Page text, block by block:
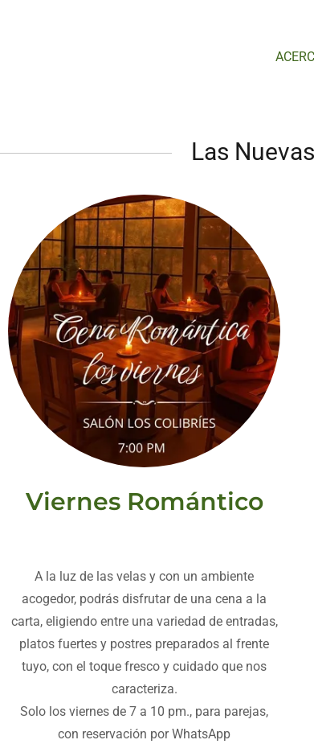
Las
Viernes Romántico
A la luz de las velas y con un ambiente
acogedor, podrás disfrutar de una cena a la
carta, eligiendo entre una variedad de entradas,
platos fuertes y postres preparados al frente
tuyo, con el toque fresco y cuidado que nos
caracteriza.
Solo los viernes de 7 a 10 pm., para parejas,
con reservación por WhatsApp